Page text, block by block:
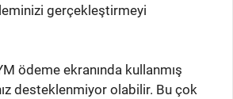
gerçekleştirmeyi
ödeme ekranında kullanmış
desteklenmiyor olabilir. Bu çok